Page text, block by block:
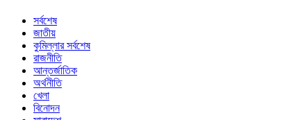
সর্বশেষ
জাতীয়
কুমিল্লার সর্বশেষ
রাজনীতি
আন্তর্জাতিক
অর্থনীতি
খেলা
বিনোদন